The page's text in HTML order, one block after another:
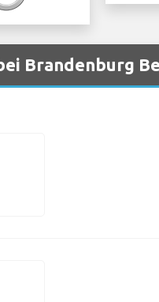
Brandenburg